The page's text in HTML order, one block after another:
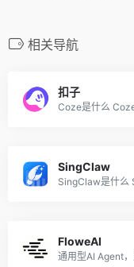
相关导航
扣子
SingClaw
FloweAI